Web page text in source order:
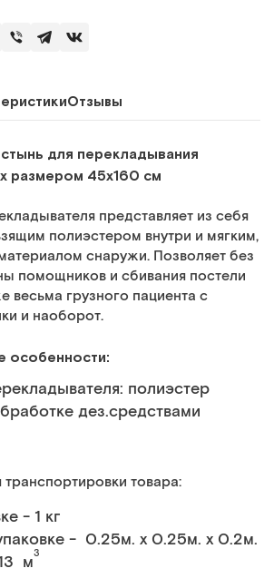
Отзывы
для перекладывания
размером 45х160 см
представляет из себя
полиэстером внутри и мягким,
снаружи. Позволяет без
помощников и сбивания постели
весьма грузного пациента с
и наоборот.
особенности:
полиэстер
дез.средствами
товара:
- 1 кг
- 0.25м. x 0.25м. x 0.2м.
м3